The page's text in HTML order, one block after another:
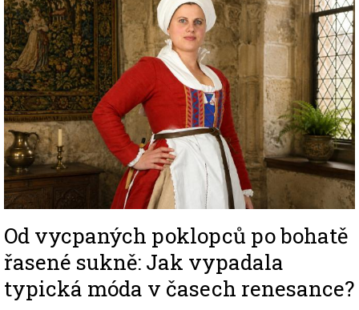
Od vycpaných poklopců po bohatě
řasené sukně: Jak vypadala
typická móda v časech renesance?